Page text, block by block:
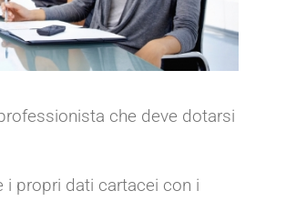
che deve dotarsi
i propri dati cartacei con i